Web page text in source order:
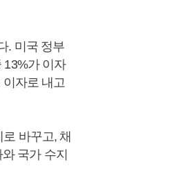
. 미국 정부
13%가 이자
자로 내고
바꾸고, 채
국가 수지